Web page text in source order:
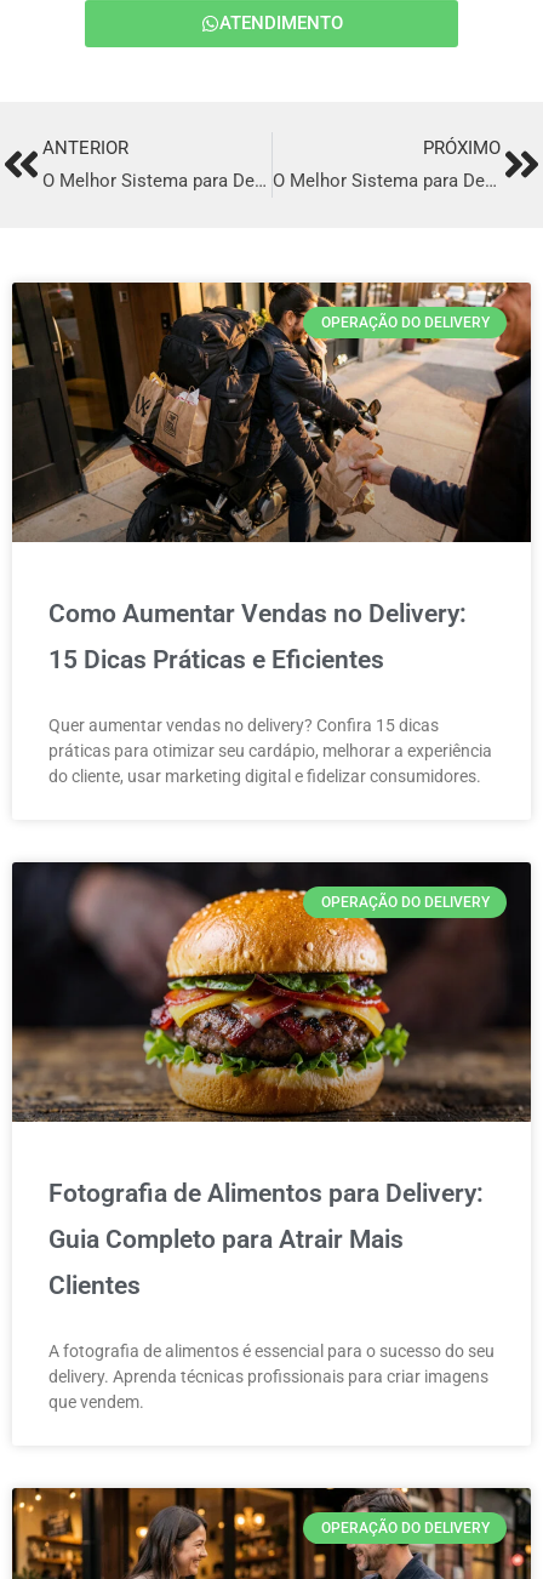
ATENDIMENTO
PrevANTERIOR
O Melhor Sistema para Delivery em Bento Gonçalves
PRÓXIMO
O Melhor Sistema para Delivery em Valinhos
OPERAÇÃO DO DELIVERY
Como Aumentar Vendas no Delivery:
15 Dicas Práticas e Eficientes
Quer aumentar vendas no delivery? Confira 15 dicas
práticas para otimizar seu cardápio, melhorar a experiência
do cliente, usar marketing digital e fidelizar consumidores.
OPERAÇÃO DO DELIVERY
Fotografia de Alimentos para Delivery:
Guia Completo para Atrair Mais
Clientes
A fotografia de alimentos é essencial para o sucesso do seu
delivery. Aprenda técnicas profissionais para criar imagens
que vendem.
OPERAÇÃO DO DELIVERY